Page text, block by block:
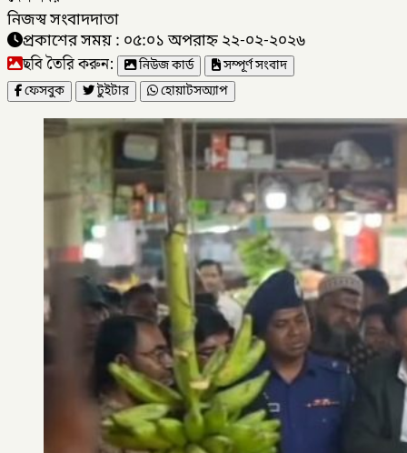
নিজস্ব সংবাদদাতা
প্রকাশের সময় : ০৫:০১ অপরাহ্ন ২২-০২-২০২৬
ছবি তৈরি করুন: নিউজ কার্ড
সম্পূর্ণ সংবাদ
ফেসবুক
টুইটার হোয়াটসঅ্যাপ